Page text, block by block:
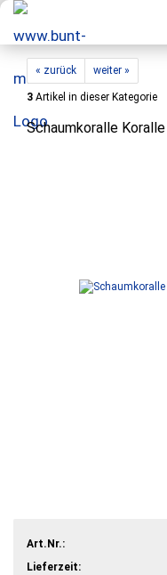
« zurück weiter »
3 Artikel in dieser Kategorie
Schaumkoralle
Art.Nr.:
Lieferzeit: